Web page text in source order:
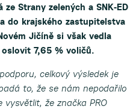
ze Strany zelených a SNK-ED
do krajského zastupitelstva
Jičíně si však vedla
7,65 % voličů.
celkový výsledek je
to, že se nám nepodařilo
že značka PRO